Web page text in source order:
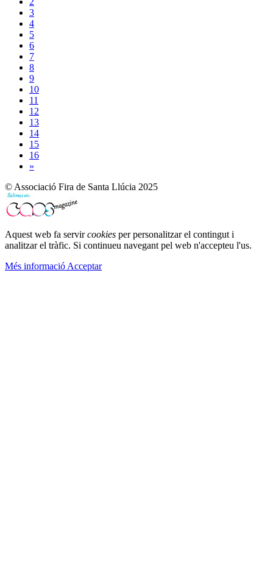
3
4
5
6
7
8
9
10
11
12
13
14
15
16
»
© Associació Fira de Santa Llúcia 2025
Aquest web fa servircookies per personalitzar el contingut i
analitzar el tràfic. Si continueu navegant pel web n'accepteu l'us.
Més informació Acceptar